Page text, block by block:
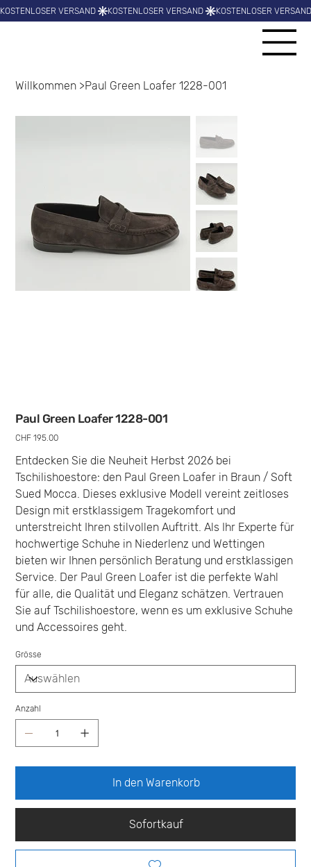
Willkommen >Paul Green Loafer 1228-001
Paul Green Loafer 1228-001
Preis
CHF 195.00
Entdecken Sie die Neuheit Herbst 2026 bei
Tschilishoestore: den Paul Green Loafer in Braun / Soft
Sued Mocca. Dieses exklusive Modell vereint zeitloses
Design mit erstklassigem Tragekomfort und
unterstreicht Ihren stilvollen Auftritt. Als Ihr Experte für
hochwertige Schuhe in Niederlenz und Wettingen
bieten wir Ihnen persönlich Beratung und erstklassigen
Service. Der Paul Green Loafer ist die perfekte Wahl
für alle, die Qualität und Eleganz schätzen. Vertrauen
Sie auf Tschilishoestore, wenn es um exklusive Schuhe
und Accessoires geht.
Grösse
Anzahl
In den Warenkorb
Sofortkauf